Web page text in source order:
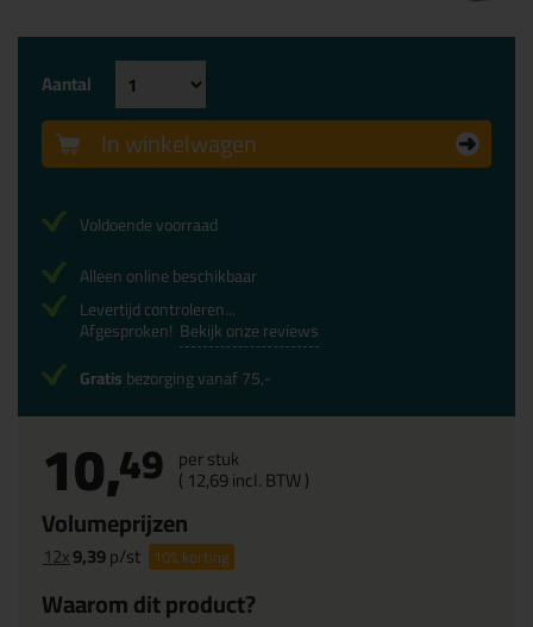
10,49 per stuk
( 12,69incl. BTW )
Volumeprijzen
12x9,39p/st 10%korting
Waarom dit product?
Aantal
In winkelwagen
Voldoende voorraad
Alleen online beschikbaar
Levertijd controleren...
Afgesproken! Bekijk onze reviews
Gratisbezorging vanaf 75,-